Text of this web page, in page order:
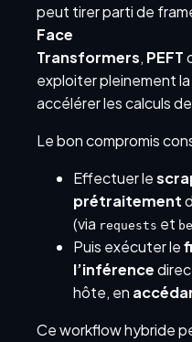
peut tirer parti de
Face
Transformers, PEFT
exploiter pleinement
accélérer les calculs
Le bon compromis
Effectuer le
prétraitement
(via requests et
Puis exécuter le
l’inférence
hôte, en
Ce workflow hybride